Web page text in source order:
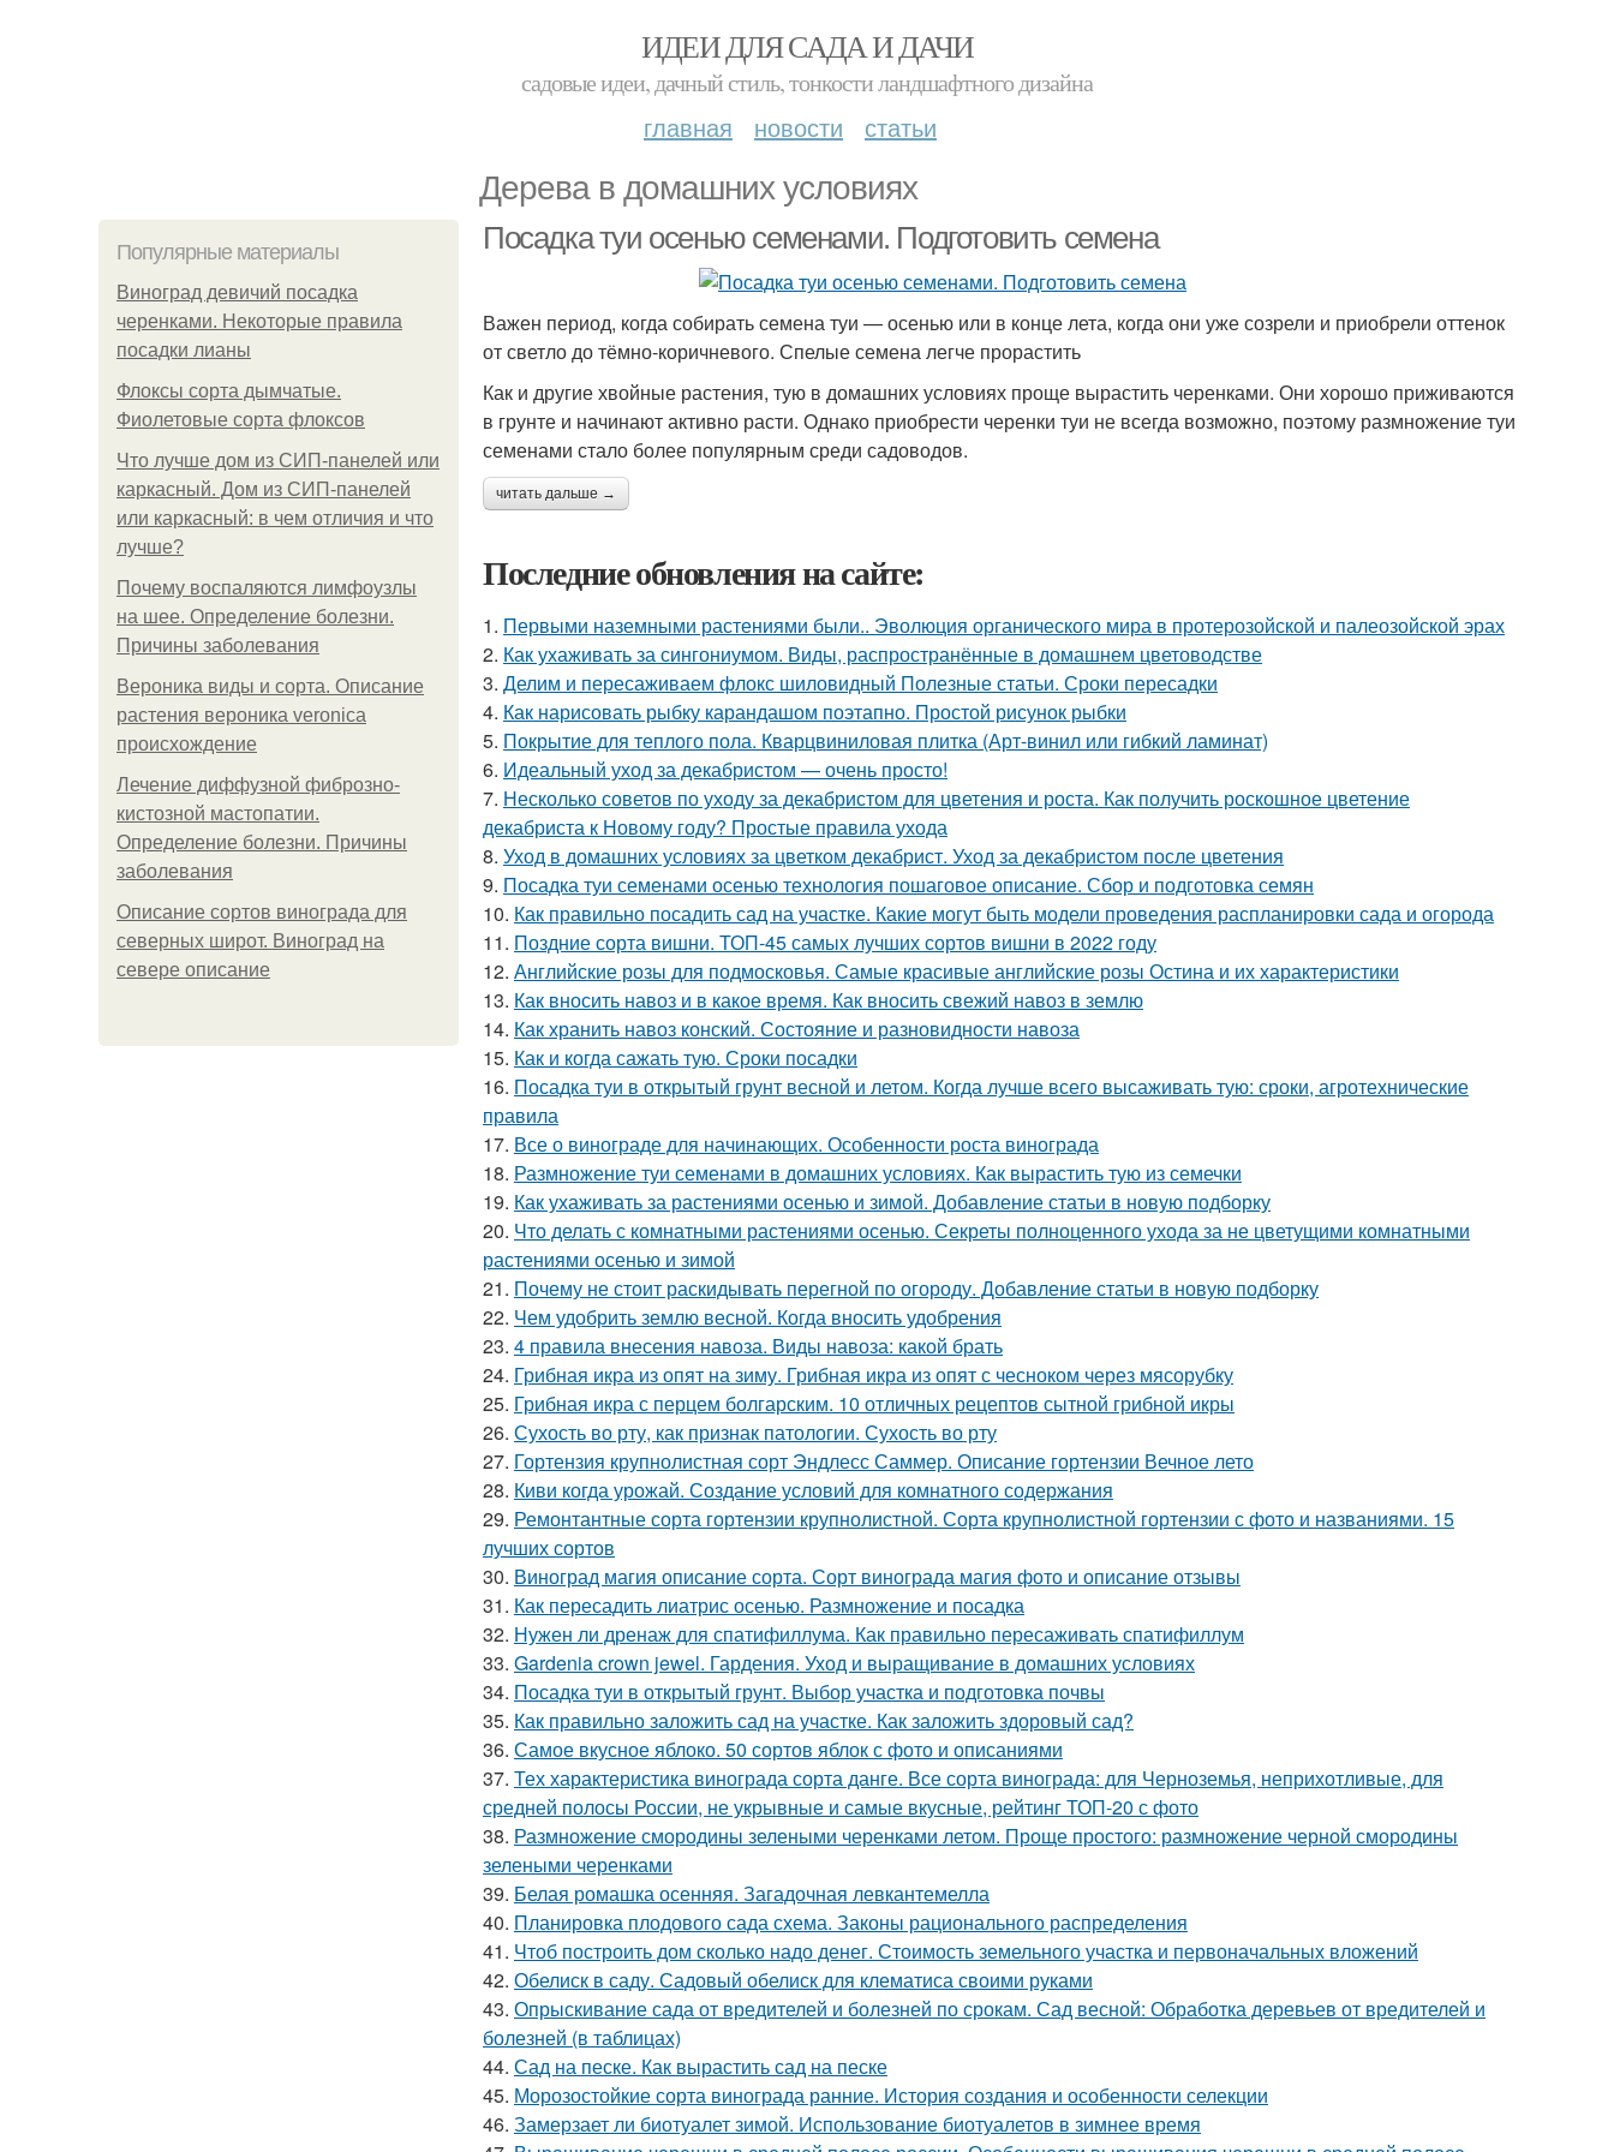
ИДЕИ ДЛЯ САДА И ДАЧИ
садовые идеи, дачный стиль, тонкости ландшафтного дизайна
главная новости статьи
Дерева в домашних условиях
Популярные материалы
Виноград девичий посадка
черенками. Некоторые правила
посадки лианы
Флоксы сорта дымчатые.
Фиолетовые сорта флоксов
Что лучше дом из СИП-панелей или
каркасный. Дом из СИП-панелей
или каркасный: в чем отличия и что
лучше?
Почему воспаляются лимфоузлы
на шее. Определение болезни.
Причины заболевания
Вероника виды и сорта. Описание
растения вероника veronica
происхождение
Лечение диффузной фиброзно-
кистозной мастопатии.
Определение болезни. Причины
заболевания
Описание сортов винограда для
северных широт. Виноград на
севере описание
Посадка туи осенью семенами. Подготовить семена
Важен период, когда собирать семена туи — осенью или в конце лета, когда они уже созрели и приобрели оттенок
от светло до тёмно-коричневого. Спелые семена легче прорастить
Как и другие хвойные растения, тую в домашних условиях проще вырастить черенками. Они хорошо приживаются
в грунте и начинают активно расти. Однако приобрести черенки туи не всегда возможно, поэтому размножение туи
семенами стало более популярным среди садоводов.
читать дальше →
Последние обновления на сайте:
1. Первыми наземными растениями были.. Эволюция органического мира в протерозойской и палеозойской эрах
2. Как ухаживать за сингониумом. Виды, распространённые в домашнем цветоводстве
3. Делим и пересаживаем флокс шиловидный Полезные статьи. Сроки пересадки
4. Как нарисовать рыбку карандашом поэтапно. Простой рисунок рыбки
5. Покрытие для теплого пола. Кварцвиниловая плитка (Арт-винил или гибкий ламинат)
6. Идеальный уход за декабристом — очень просто!
7. Несколько советов по уходу за декабристом для цветения и роста. Как получить роскошное цветение
декабриста к Новому году? Простые правила ухода
8. Уход в домашних условиях за цветком декабрист. Уход за декабристом после цветения
9. Посадка туи семенами осенью технология пошаговое описание. Сбор и подготовка семян
10. Как правильно посадить сад на участке. Какие могут быть модели проведения распланировки сада и огорода
11. Поздние сорта вишни. ТОП-45 самых лучших сортов вишни в 2022 году
12. Английские розы для подмосковья. Самые красивые английские розы Остина и их характеристики
13. Как вносить навоз и в какое время. Как вносить свежий навоз в землю
14. Как хранить навоз конский. Состояние и разновидности навоза
15. Как и когда сажать тую. Сроки посадки
16. Посадка туи в открытый грунт весной и летом. Когда лучше всего высаживать тую: сроки, агротехнические
правила
17. Все о винограде для начинающих. Особенности роста винограда
18. Размножение туи семенами в домашних условиях. Как вырастить тую из семечки
19. Как ухаживать за растениями осенью и зимой. Добавление статьи в новую подборку
20. Что делать с комнатными растениями осенью. Секреты полноценного ухода за не цветущими комнатными
растениями осенью и зимой
21. Почему не стоит раскидывать перегной по огороду. Добавление статьи в новую подборку
22. Чем удобрить землю весной. Когда вносить удобрения
23. 4 правила внесения навоза. Виды навоза: какой брать
24. Грибная икра из опят на зиму. Грибная икра из опят с чесноком через мясорубку
25. Грибная икра с перцем болгарским. 10 отличных рецептов сытной грибной икры
26. Сухость во рту, как признак патологии. Сухость во рту
27. Гортензия крупнолистная сорт Эндлесс Саммер. Описание гортензии Вечное лето
28. Киви когда урожай. Создание условий для комнатного содержания
29. Ремонтантные сорта гортензии крупнолистной. Сорта крупнолистной гортензии с фото и названиями. 15
лучших сортов
30. Виноград магия описание сорта. Сорт винограда магия фото и описание отзывы
31. Как пересадить лиатрис осенью. Размножение и посадка
32. Нужен ли дренаж для спатифиллума. Как правильно пересаживать спатифиллум
33. Gardenia crown jewel. Гардения. Уход и выращивание в домашних условиях
34. Посадка туи в открытый грунт. Выбор участка и подготовка почвы
35. Как правильно заложить сад на участке. Как заложить здоровый сад?
36. Самое вкусное яблоко. 50 сортов яблок с фото и описаниями
37. Тех характеристика винограда сорта данге. Все сорта винограда: для Черноземья, неприхотливые, для
средней полосы России, не укрывные и самые вкусные, рейтинг ТОП-20 с фото
38. Размножение смородины зелеными черенками летом. Проще простого: размножение черной смородины
зелеными черенками
39. Белая ромашка осенняя. Загадочная левкантемелла
40. Планировка плодового сада схема. Законы рационального распределения
41. Чтоб построить дом сколько надо денег. Стоимость земельного участка и первоначальных вложений
42. Обелиск в саду. Садовый обелиск для клематиса своими руками
43. Опрыскивание сада от вредителей и болезней по срокам. Сад весной: Обработка деревьев от вредителей и
болезней (в таблицах)
44. Сад на песке. Как вырастить сад на песке
45. Морозостойкие сорта винограда ранние. История создания и особенности селекции
46. Замерзает ли биотуалет зимой. Использование биотуалетов в зимнее время